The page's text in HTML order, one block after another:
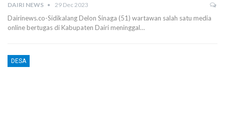
DAIRI NEWS 29 Dec 2023
Dairinews.co-Sidikalang Delon Sinaga (51) wartawan salah satu media
online bertugas di Kabupaten Dairi meninggal…
DESA